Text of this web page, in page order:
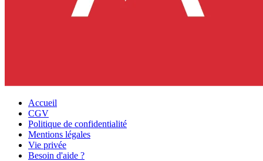
Accueil
CGV
Politique de confidentialité
Mentions légales
Vie privée
Besoin d'aide ?